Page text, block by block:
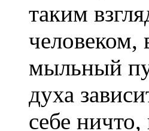
таким
человеком,
мыльный
духа
себе